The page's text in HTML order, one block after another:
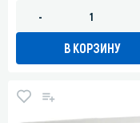
-
В КОРЗИНУ